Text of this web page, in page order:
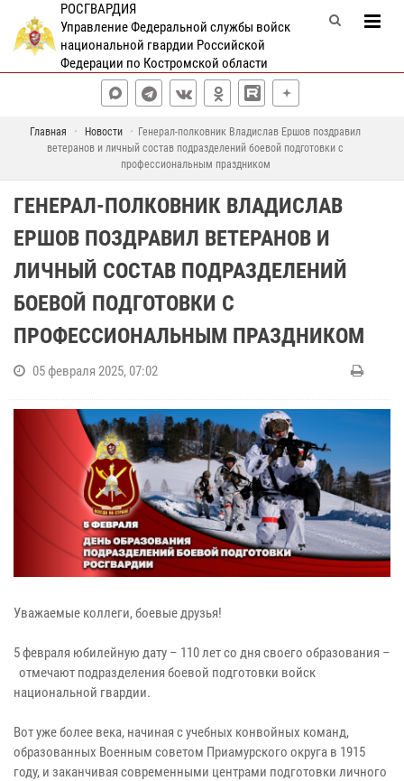
РОСГВАРДИЯ
Управление Федеральной службы войск
национальной гвардии Российской
Федерации по Костромской области
Главная Новости
Генерал-полковник Владислав Ершов поздравил
ветеранов и личный состав подразделений боевой подготовки с
профессиональным праздником
ГЕНЕРАЛ-ПОЛКОВНИК ВЛАДИСЛАВ
ЕРШОВ ПОЗДРАВИЛ ВЕТЕРАНОВ И
ЛИЧНЫЙ СОСТАВ ПОДРАЗДЕЛЕНИЙ
БОЕВОЙ ПОДГОТОВКИ С
ПРОФЕССИОНАЛЬНЫМ ПРАЗДНИКОМ
05 февраля 2025, 07:02
Уважаемые коллеги, боевые друзья!
5 февраля юбилейную дату – 110 лет со дня своего образования –
отмечают подразделения боевой подготовки войск
национальной гвардии.
Вот уже более века, начиная с учебных конвойных команд,
образованных Военным советом Приамурского округа в 1915
году, и заканчивая современными центрами подготовки личного